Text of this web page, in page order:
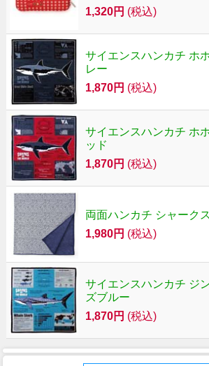
1,320円 (税込)
サイエンスハンカチ ホ
レー
1,870円 (税込)
サイエンスハンカチ ホ
ッド
1,870円 (税込)
両面ハンカチ シャーク
1,980円 (税込)
サイエンスハンカチ ジ
ズブルー
1,870円 (税込)